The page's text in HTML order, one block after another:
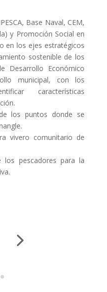
Base Naval, CEM,
y Promoción Social en
en los ejes estratégicos
sostenible de los
Desarrollo Económico
municipal, con los
características
los puntos donde se
vivero comunitario de
los pescadores para la